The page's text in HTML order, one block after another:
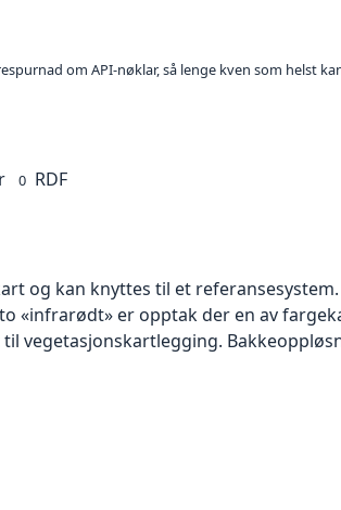
om API-nøklar, så lenge kven som helst
0 RDF
og kan knyttes til et
er opptak der en av